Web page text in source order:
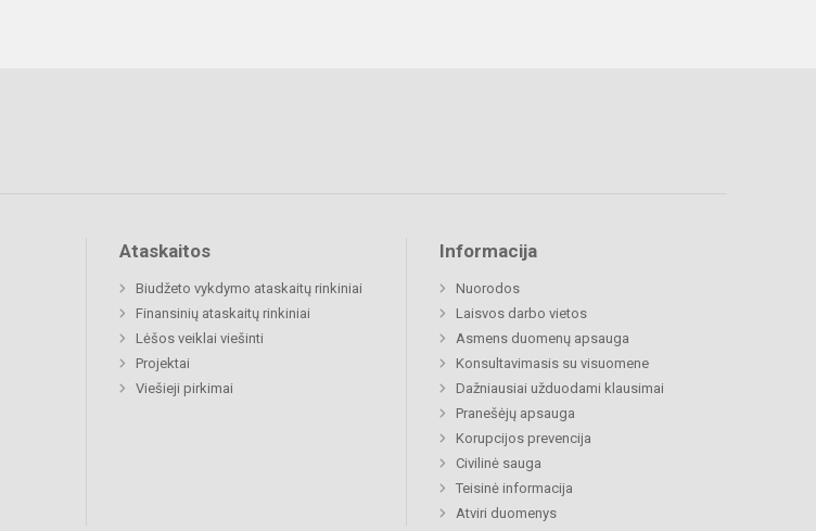
Ataskaitos
Biudžeto vykdymo ataskaitų rinkiniai
Finansinių ataskaitų rinkiniai
Lėšos veiklai viešinti
Projektai
Viešieji pirkimai
Informacija
Nuorodos
Laisvos darbo vietos
Asmens duomenų apsauga
Konsultavimasis su visuomene
Dažniausiai užduodami klausimai
Pranešėjų apsauga
Korupcijos prevencija
Civilinė sauga
Teisinė informacija
Atviri duomenys